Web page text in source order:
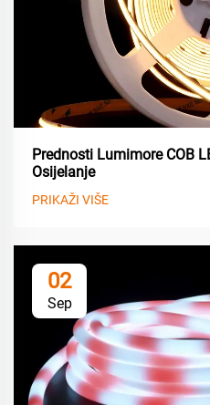
Prednosti Lumimore COB
Osijelanje
PRIKAŽI VIŠE
02
Sep